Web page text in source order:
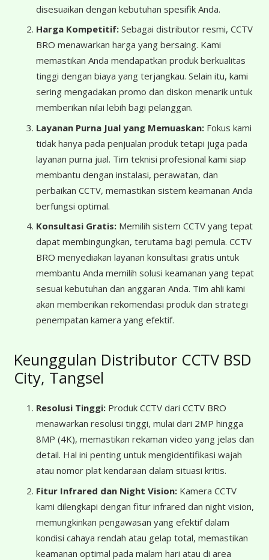
disesuaikan dengan kebutuhan spesifik Anda.
Harga Kompetitif: Sebagai distributor resmi, CCTV
BRO menawarkan harga yang bersaing. Kami
memastikan Anda mendapatkan produk berkualitas
tinggi dengan biaya yang terjangkau. Selain itu, kami
sering mengadakan promo dan diskon menarik untuk
memberikan nilai lebih bagi pelanggan.
Layanan Purna Jual yang Memuaskan: Fokus kami
tidak hanya pada penjualan produk tetapi juga pada
layanan purna jual. Tim teknisi profesional kami siap
membantu dengan instalasi, perawatan, dan
perbaikan CCTV, memastikan sistem keamanan Anda
berfungsi optimal.
Konsultasi Gratis: Memilih sistem CCTV yang tepat
dapat membingungkan, terutama bagi pemula. CCTV
BRO menyediakan layanan konsultasi gratis untuk
membantu Anda memilih solusi keamanan yang tepat
sesuai kebutuhan dan anggaran Anda. Tim ahli kami
akan memberikan rekomendasi produk dan strategi
penempatan kamera yang efektif.
Keunggulan Distributor CCTV BSD
City, Tangsel
Resolusi Tinggi: Produk CCTV dari CCTV BRO
menawarkan resolusi tinggi, mulai dari 2MP hingga
8MP (4K), memastikan rekaman video yang jelas dan
detail. Hal ini penting untuk mengidentifikasi wajah
atau nomor plat kendaraan dalam situasi kritis.
Fitur Infrared dan Night Vision: Kamera CCTV
kami dilengkapi dengan fitur infrared dan night vision,
memungkinkan pengawasan yang efektif dalam
kondisi cahaya rendah atau gelap total, memastikan
keamanan optimal pada malam hari atau di area